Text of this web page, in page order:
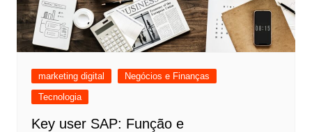
marketing digital
Negócios e Finanças
Tecnologia
Key user SAP: Função e